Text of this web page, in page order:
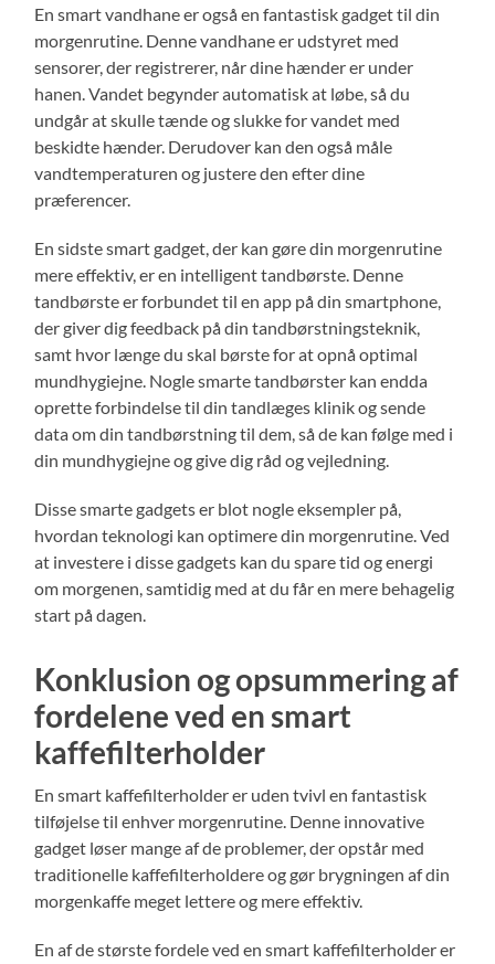
En smart vandhane er også en fantastisk gadget til din
morgenrutine. Denne vandhane er udstyret med
sensorer, der registrerer, når dine hænder er under
hanen. Vandet begynder automatisk at løbe, så du
undgår at skulle tænde og slukke for vandet med
beskidte hænder. Derudover kan den også måle
vandtemperaturen og justere den efter dine
præferencer.
En sidste smart gadget, der kan gøre din morgenrutine
mere effektiv, er en intelligent tandbørste. Denne
tandbørste er forbundet til en app på din smartphone,
der giver dig feedback på din tandbørstningsteknik,
samt hvor længe du skal børste for at opnå optimal
mundhygiejne. Nogle smarte tandbørster kan endda
oprette forbindelse til din tandlæges klinik og sende
data om din tandbørstning til dem, så de kan følge med i
din mundhygiejne og give dig råd og vejledning.
Disse smarte gadgets er blot nogle eksempler på,
hvordan teknologi kan optimere din morgenrutine. Ved
at investere i disse gadgets kan du spare tid og energi
om morgenen, samtidig med at du får en mere behagelig
start på dagen.
Konklusion og opsummering af
fordelene ved en smart
kaffefilterholder
En smart kaffefilterholder er uden tvivl en fantastisk
tilføjelse til enhver morgenrutine. Denne innovative
gadget løser mange af de problemer, der opstår med
traditionelle kaffefilterholdere og gør brygningen af din
morgenkaffe meget lettere og mere effektiv.
En af de største fordele ved en smart kaffefilterholder er